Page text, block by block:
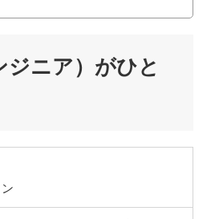
ジニア）がひと